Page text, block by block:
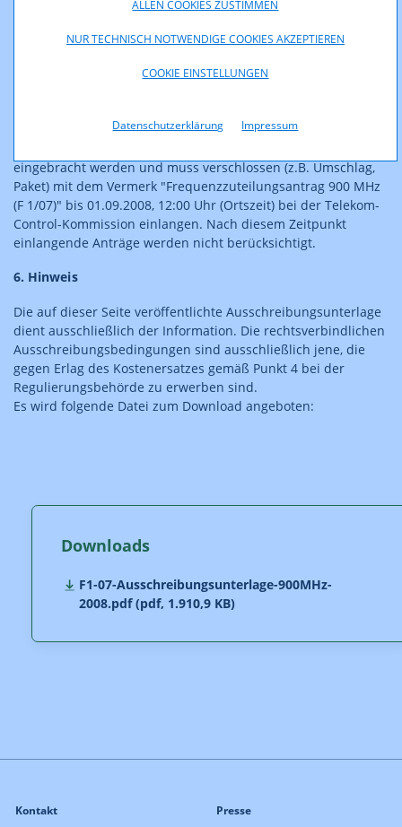
ALLEN COOKIES ZUSTIMMEN
NUR TECHNISCH NOTWENDIGE COOKIES AKZEPTIEREN
COOKIE EINSTELLUNGEN
Datenschutzerklärung Impressum
Telekom Regulierungs-GmbH bei der Bank Austria
zu überweisen. Voraussetzung für die Ausfolgung bzw.
Name, Anschrift sowie Fax- und Telefonnummer angibt.
eingebracht werden und muss verschlossen (z.B. Umschlag,
Paket) mit dem Vermerk "Frequenzzuteilungsantrag 900 MHz
(F 1/07)" bis 01.09.2008, 12:00 Uhr (Ortszeit) bei der Telekom-
Control-Kommission einlangen. Nach diesem Zeitpunkt
einlangende Anträge werden nicht berücksichtigt.
6. Hinweis
Die auf dieser Seite veröffentlichte Ausschreibungsunterlage
dient ausschließlich der Information. Die rechtsverbindlichen
Ausschreibungsbedingungen sind ausschließlich jene, die
gegen Erlag des Kostenersatzes gemäß Punkt 4 bei der
Regulierungsbehörde zu erwerben sind.
Es wird folgende Datei zum Download angeboten:
Downloads
F1-07-Ausschreibungsunterlage-900MHz-
2008.pdf (pdf, 1.910,9 KB)
Kontakt Presse